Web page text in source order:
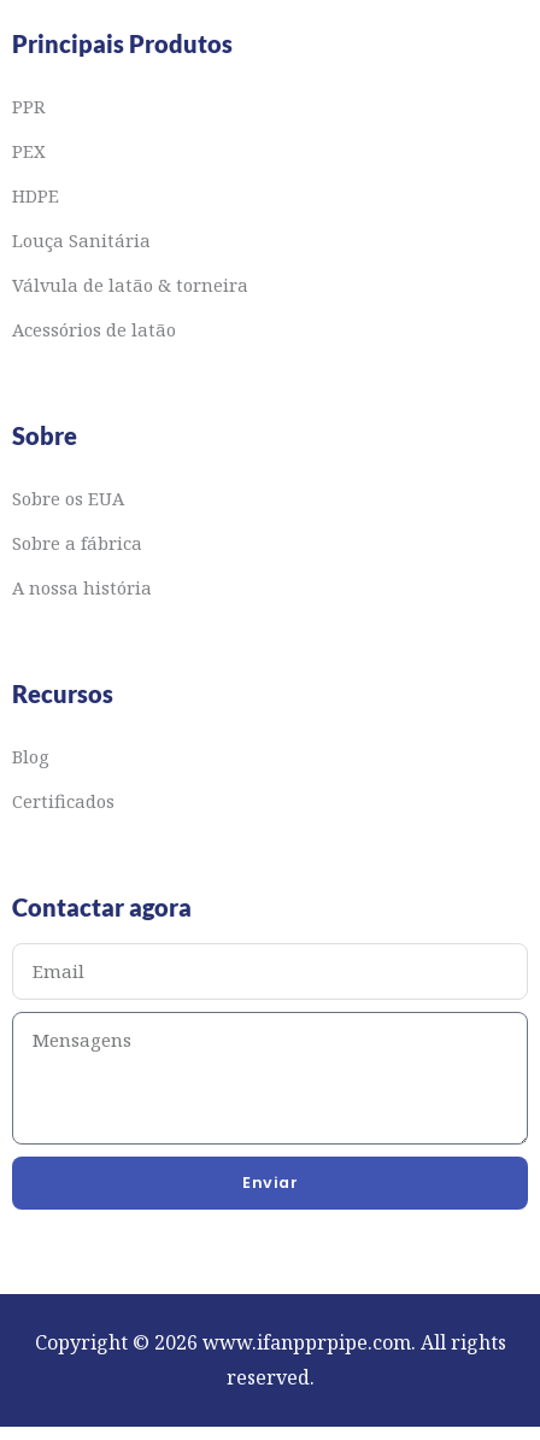
Principais Produtos
PPR
PEX
HDPE
Louça Sanitária
Válvula de latão & torneira
Acessórios de latão
Sobre
Sobre os EUA
Sobre a fábrica
A nossa história
Recursos
Blog
Certificados
Contactar agora
Enviar
Copyright © 2026 www.ifanpprpipe.com. All rights
reserved.